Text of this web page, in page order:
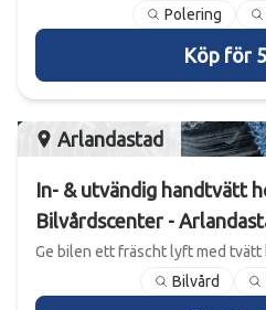
Polering
Arlandastad
In- & utvändig handtvätt
Bilvårdscenter -
Ge bilen ett fräscht lyft med tvätt
Bilvård